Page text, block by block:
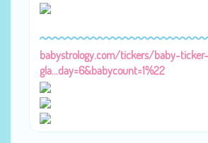
babystrology.com/tickers/baby-ticker-
gla...day=6&babycount=1%22